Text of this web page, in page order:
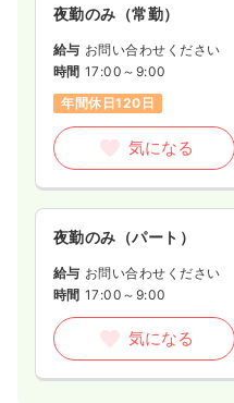
夜勤のみ（常勤）
給与 お問い合わせください
時間 17:00～9:00
年間休日120日
気になる
夜勤のみ（パート）
給与 お問い合わせください
時間 17:00～9:00
気になる